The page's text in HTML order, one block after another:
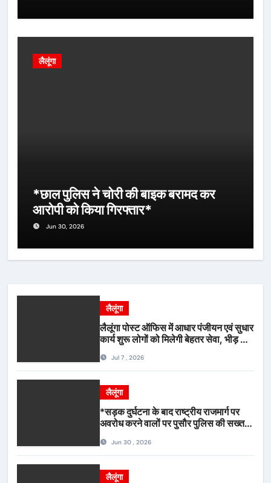
लैलूंगा
*छाल पुलिस ने चोरी की बाइक बरामद कर
आरोपी को किया गिरफ्तार*
Jun 30, 2026
लैलूंगा
लैलूंगा पोस्ट ऑफिस में आधार पंजीयन एवं सुधार
कार्य शुरू लोगों को मिलेगी बेहतर सेवा, भीड़ से
Jul 7 , 2026
लैलूंगा
*सड़क दुर्घटना के बाद राष्ट्रीय राजमार्ग पर
अवरोध करने वालों पर पुसौर पुलिस की सख्त
Jun 30 , 2026
लैलूंगा